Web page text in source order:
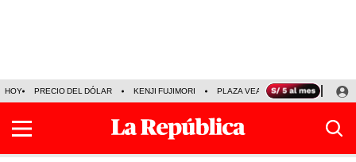
HOY PRECIO DEL DÓLAR KENJI FUJIMORI PLAZA VEA FERIADOS